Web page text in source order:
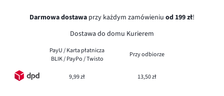
Darmowa dostawa przy każdym zamówieniu od 199 zł!
Dostawa do domu Kurierem
PayU / Karta płatnicza
BLIK / PayPo / Twisto
Przy odbiorze
9,99 zł 13,50 zł